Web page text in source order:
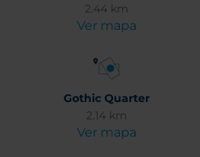
2.44 km
Ver mapa
Gothic Quarter
2.14 km
Ver mapa